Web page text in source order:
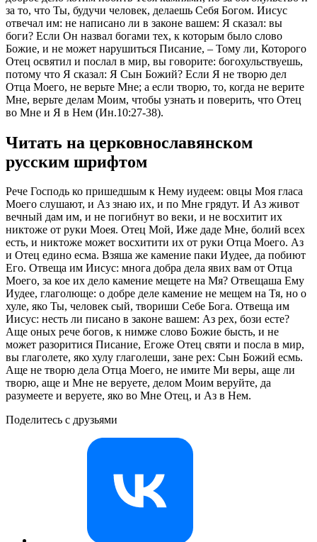
за то, что Ты, будучи человек, делаешь Себя Богом. Иисус
отвечал им: не написано ли в законе вашем: Я сказал: вы
боги? Если Он назвал богами тех, к которым было слово
Божие, и не может нарушиться Писание, – Тому ли, Которого
Отец освятил и послал в мир, вы говорите: богохульствуешь,
потому что Я сказал: Я Сын Божий? Если Я не творю дел
Отца Моего, не верьте Мне; а если творю, то, когда не верите
Мне, верьте делам Моим, чтобы узнать и поверить, что Отец
во Мне и Я в Нем (Ин.10:27-38).
Читать на церковнославянском
русским шрифтом
Рече Господь ко пришедшым к Нему иудеем: овцы Моя гласа
Моего слушают, и Аз знаю их, и по Мне грядут. И Аз живот
вечный дам им, и не погибнут во веки, и не восхитит их
никтоже от руки Моея. Отец Мой, Иже даде Мне, болий всех
есть, и никтоже может восхитити их от руки Отца Моего. Аз
и Отец едино есма. Взяша же камение паки Иудее, да побиют
Его. Отвеща им Иисус: многа добра дела явих вам от Отца
Моего, за кое их дело камение мещете на Мя? Отвещаша Ему
Иудее, глаголюще: о добре деле камение не мещем на Тя, но о
хуле, яко Ты, человек сый, твориши Себе Бога. Отвеща им
Иисус: несть ли писано в законе вашем: Аз рех, бози есте?
Аще оных рече богов, к нимже слово Божие бысть, и не
может разоритися Писание, Егоже Отец святи и посла в мир,
вы глаголете, яко хулу глаголеши, зане рех: Сын Божий есмь.
Аще не творю дела Отца Моего, не имите Ми веры, аще ли
творю, аще и Мне не веруете, делом Моим веруйте, да
разумеете и веруете, яко во Мне Отец, и Аз в Нем.
Поделитесь с друзьями